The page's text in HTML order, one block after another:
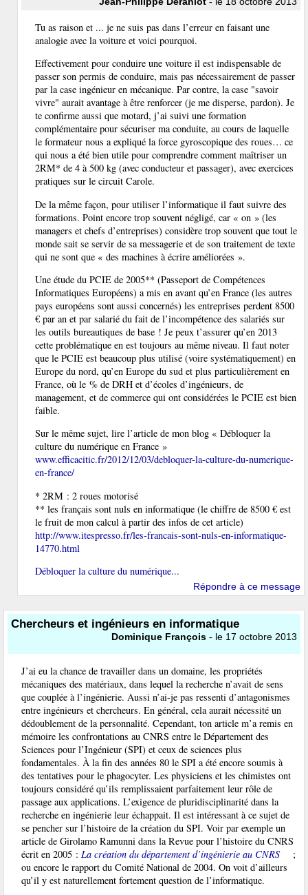
Tu as raison et ... je ne suis pas dans l’erreur en faisant une
analogie avec la voiture et voici pourquoi.
Effectivement pour conduire une voiture il est indispensable de
passer son permis de conduire, mais pas nécessairement de passer
par la case ingénieur en mécanique. Par contre, la case "savoir
vivre" aurait avantage à être renforcer (je me disperse, pardon). Je
te confirme aussi que motard, j’ai suivi une formation
complémentaire pour sécuriser ma conduite, au cours de laquelle
le formateur nous a expliqué la force gyroscopique des roues… ce
qui nous a été bien utile pour comprendre comment maîtriser un
2RM* de 4 à 500 kg (avec conducteur et passager), avec exercices
pratiques sur le circuit Carole.
De la même façon, pour utiliser l’informatique il faut suivre des
formations. Point encore trop souvent négligé, car « on » (les
managers et chefs d’entreprises) considère trop souvent que tout le
monde sait se servir de sa messagerie et de son traitement de texte
qui ne sont que « des machines à écrire améliorées ».
Une étude du PCIE de 2005** (Passeport de Compétences
Informatiques Européens) a mis en avant qu’en France (les autres
pays européens sont aussi concernés) les entreprises perdent 8500
€ par an et par salarié du fait de l’incompétence des salariés sur
les outils bureautiques de base ! Je peux t’assurer qu’en 2013
cette problématique en est toujours au même niveau. Il faut noter
que le PCIE est beaucoup plus utilisé (voire systématiquement) en
Europe du nord, qu’en Europe du sud et plus particulièrement en
France, où le % de DRH et d’écoles d’ingénieurs, de
management, et de commerce qui ont considérées le PCIE est bien
faible.
Sur le même sujet, lire l’article de mon blog « Débloquer la
culture du numérique en France »
www.efficacitic.fr/2012/12/03/debloquer-la-culture-du-numerique-
en-france/
* 2RM : 2 roues motorisé
** les français sont nuls en informatique (le chiffre de 8500 € est
le fruit de mon calcul à partir des infos de cet article)
http://www.itespresso.fr/les-francais-sont-nuls-en-informatique-
14770.html
Débloquer la culture du numérique...
Répondre à ce message
Chercheurs et ingénieurs en informatique
Dominique François - le 17 octobre 2013
J’ai eu la chance de travailler dans un domaine, les propriétés
mécaniques des matériaux, dans lequel la recherche n’avait de sens
que couplée à l’ingénierie. Aussi n’ai-je pas ressenti d’antagonismes
entre ingénieurs et chercheurs. En général, cela aurait nécessité un
dédoublement de la personnalité. Cependant, ton article m’a remis en
mémoire les confrontations au CNRS entre le Département des
Sciences pour l’Ingénieur (SPI) et ceux de sciences plus
fondamentales. À la fin des années 80 le SPI a été encore soumis à
des tentatives pour le phagocyter. Les physiciens et les chimistes ont
toujours considéré qu’ils remplissaient parfaitement leur rôle de
passage aux applications. L’exigence de pluridisciplinarité dans la
recherche en ingénierie leur échappait. Il est intéressant à ce sujet de
se pencher sur l’histoire de la création du SPI. Voir par exemple un
article de Girolamo Ramunni dans la Revue pour l’histoire du CNRS
écrit en 2005 : La création du département d’ingénierie au CNRS
;
ou encore le rapport du Comité National de 2004. On voit d’ailleurs
qu’il y est naturellement fortement question de l’informatique.